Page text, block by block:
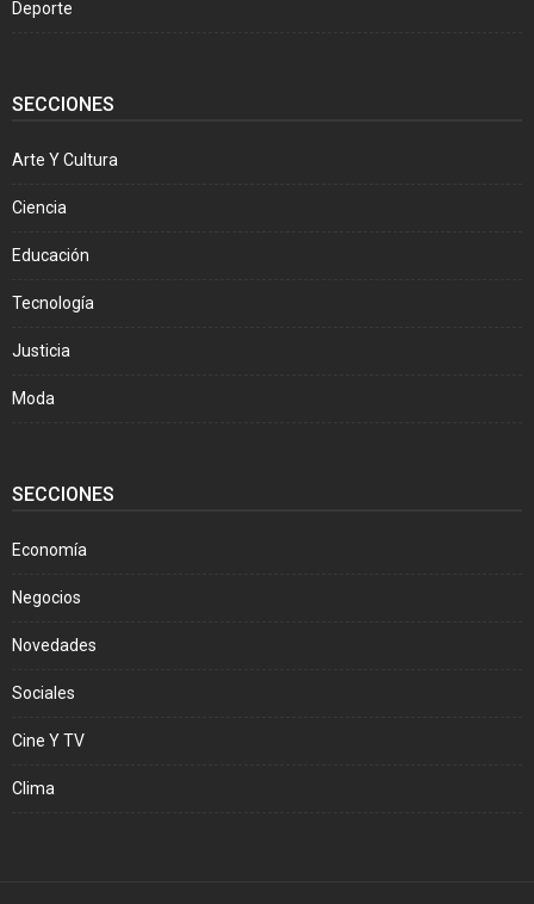
Deporte
SECCIONES
Arte Y Cultura
Ciencia
Educación
Tecnología
Justicia
Moda
SECCIONES
Economía
Negocios
Novedades
Sociales
Cine Y TV
Clima